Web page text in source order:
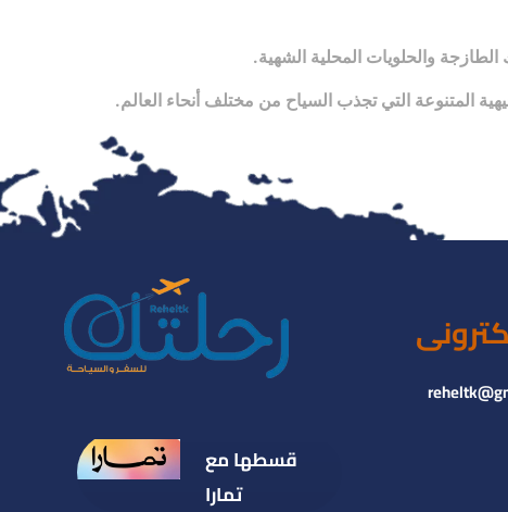
والحلويات المحلية الشهية.
المتنوعة التي تجذب السياح من مختلف أنحاء العالم.
قسطها مع
تمارا